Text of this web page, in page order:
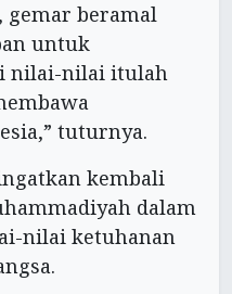
beramal
untuk
nilai-nilai itulah
tuturnya.
kembali
dalam
nilai ketuhanan